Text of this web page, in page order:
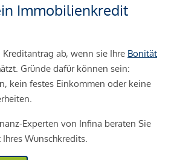
Immobilienkredit
ab, wenn sie Ihre Bonität
Gründe dafür können sein:
kein festes Einkommen oder keine
Experten von Infina beraten Sie
Wunschkredits.